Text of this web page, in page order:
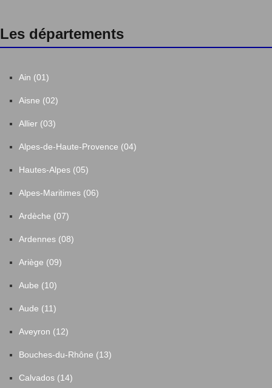
Les départements
Ain (01)
Aisne (02)
Allier (03)
Alpes-de-Haute-Provence (04)
Hautes-Alpes (05)
Alpes-Maritimes (06)
Ardèche (07)
Ardennes (08)
Ariège (09)
Aube (10)
Aude (11)
Aveyron (12)
Bouches-du-Rhône (13)
Calvados (14)